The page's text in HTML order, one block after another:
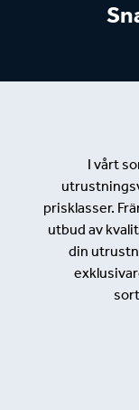
I vårt
prisklasser.
utbud av
din